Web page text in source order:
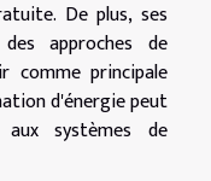
De plus, ses
approches de
comme principale
d'énergie peut
systèmes de